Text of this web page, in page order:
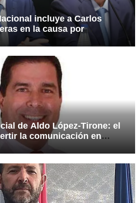
incluye a Carlos
en la causa por
en el rescate de
Tubos Reunidos
de Aldo López-Tirone: el
la comunicación en